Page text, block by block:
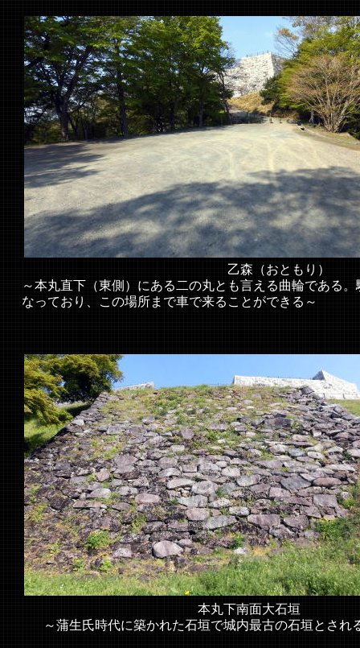
乙森（おともり）
～本丸直下（東側）にある二の丸とも言える曲輪である。
なっており、この場所まで車で来ることができる～
本丸下南面大石垣
～蒲生氏時代に築かれた石垣で城内最古の石垣とされ